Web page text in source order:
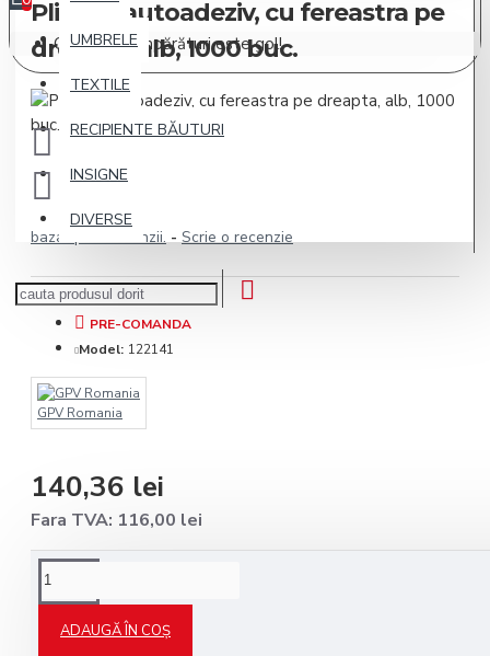
UMBRELE
TEXTILE
RECIPIENTE BĂUTURI
INSIGNE
DIVERSE
Cosul de cumpărături este gol!
Plic DL, autoadeziv, cu fereastra pe
dreapta, alb, 1000 buc.
bazat pe 0 recenzii. - Scrie o recenzie
140,36 lei
Fara TVA: 116,00 lei
PRE-COMANDA
Model: 122141
GPV Romania
ADAUGĂ ÎN COȘ